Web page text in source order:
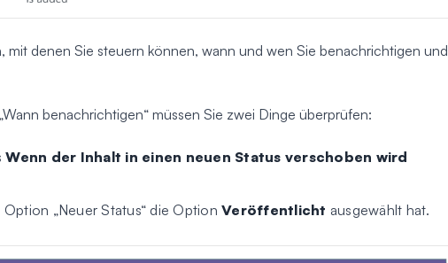
mit denen Sie steuern können, wann und wen Sie benachrichtigen und
benachrichtigen“ müssen Sie zwei Dinge überprüfen:
Wenn der Inhalt in einen neuen Status verschoben wird
„Neuer Status“ die Option Veröffentlicht ausgewählt hat.